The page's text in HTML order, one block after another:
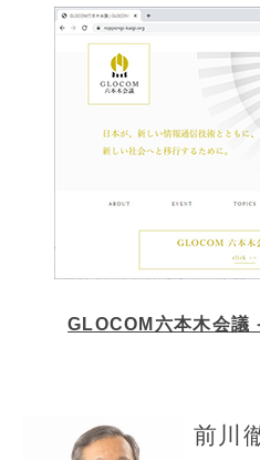
GLOCOM六本木会議
前川